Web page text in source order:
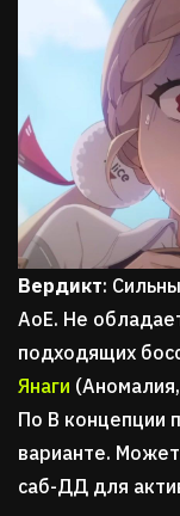
Вердикт:
AoE. Не
подходящих
Янаги
По В концепции
варианте.
саб-ДД для